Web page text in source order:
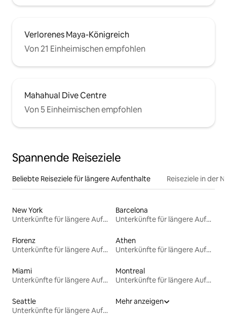
Verlorenes Maya-Königreich
Von 21 Einheimischen empfohlen
Mahahual Dive Centre
Von 5 Einheimischen empfohlen
Spannende Reiseziele
Beliebte Reiseziele für längere Aufenthalte Reiseziele in der
New York
Unterkünfte für längere Aufenthalte
Barcelona
Unterkünfte für längere Aufenthalte
Florenz
Unterkünfte für längere Aufenthalte
Athen
Unterkünfte für längere Aufenthalte
Miami
Unterkünfte für längere Aufenthalte
Montreal
Unterkünfte für längere Aufenthalte
Seattle
Unterkünfte für längere Aufenthalte
Mehr anzeigen